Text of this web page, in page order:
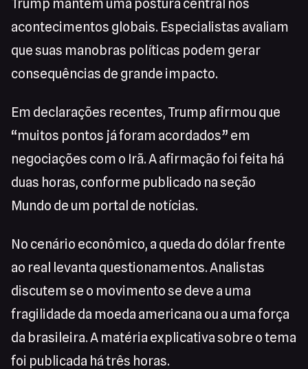
Trump mantém uma postura central nos
acontecimentos globais. Especialistas avaliam
que suas manobras políticas podem gerar
consequências de grande impacto.
Em declarações recentes, Trump afirmou que
“muitos pontos já foram acordados” em
negociações com o Irã. A afirmação foi feita há
duas horas, conforme publicado na seção
Mundo de um portal de notícias.
No cenário econômico, a queda do dólar frente
ao real levanta questionamentos. Analistas
discutem se o movimento se deve a uma
fragilidade da moeda americana ou a uma força
da brasileira. A matéria explicativa sobre o tema
foi publicada há três horas.